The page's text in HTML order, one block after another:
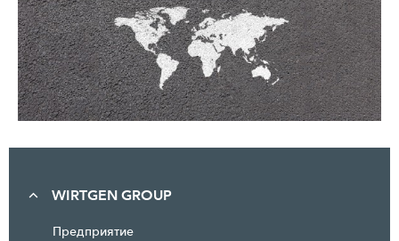
WIRTGEN GROUP
Предприятие